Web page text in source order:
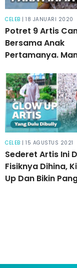
CELEB | 18 JANUARI 2020
Potret 9 Artis
Bersama Anak
Pertamanya.
CELEB | 15 AGUSTUS 2021
Sederet Artis Ini
Fisiknya Dihina,
Up Dan Bikin